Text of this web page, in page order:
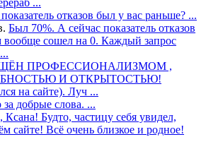
отказов был у вас раньше? ...
Был 70%. А сейчас показатель отказов
вообще сошел на 0. Каждый запрос
ПРОФЕССИОНАЛИЗМОМ ,
И ОТКРЫТОСТЬЮ!
на сайте). Луч ...
добрые слова. ...
Ксана! Будто, частицу себя увидел,
сайте! Всё очень близкое и родное!